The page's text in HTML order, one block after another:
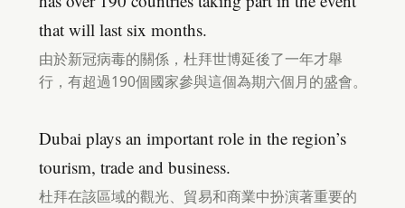
that will last six months.
由於新冠病毒的關係，杜拜世博延後了一年才舉
行，有超過190個國家參與這個為期六個月的盛會。
Dubai plays an important role in the region’s
tourism, trade and business.
杜拜在該區域的觀光、貿易和商業中扮演著重要的